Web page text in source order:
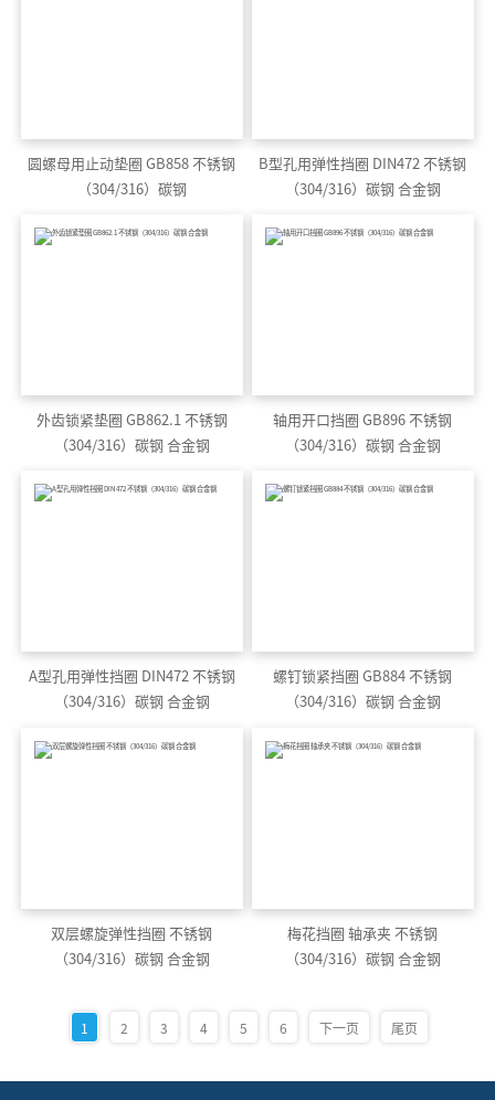
圆螺母用止动垫圈 GB858 不锈钢
（304/316）碳钢
B型孔用弹性挡圈 DIN472 不锈钢
（304/316）碳钢 合金钢
外齿锁紧垫圈 GB862.1 不锈钢
（304/316）碳钢 合金钢
轴用开口挡圈 GB896 不锈钢
（304/316）碳钢 合金钢
A型孔用弹性挡圈 DIN472 不锈钢
（304/316）碳钢 合金钢
螺钉锁紧挡圈 GB884 不锈钢
（304/316）碳钢 合金钢
双层螺旋弹性挡圈 不锈钢
（304/316）碳钢 合金钢
梅花挡圈 轴承夹 不锈钢
（304/316）碳钢 合金钢
1 2 3 4 5 6 下一页 尾页